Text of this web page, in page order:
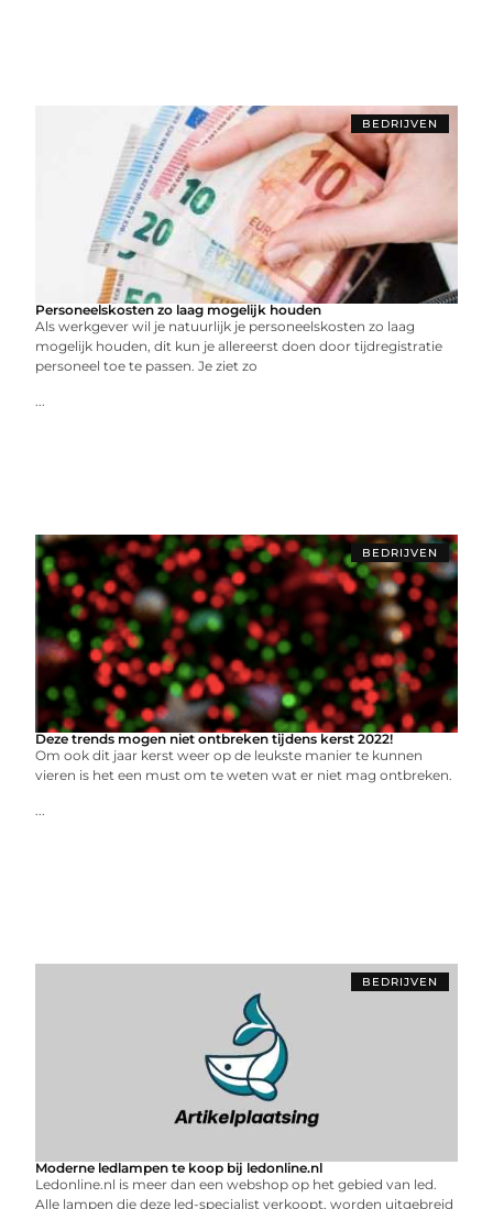
BEDRIJVEN
Personeelskosten zo laag mogelijk houden
Als werkgever wil je natuurlijk je personeelskosten zo laag
mogelijk houden, dit kun je allereerst doen door tijdregistratie
personeel toe te passen. Je ziet zo
...
BEDRIJVEN
Deze trends mogen niet ontbreken tijdens kerst 2022!
Om ook dit jaar kerst weer op de leukste manier te kunnen
vieren is het een must om te weten wat er niet mag ontbreken.
...
BEDRIJVEN
Moderne ledlampen te koop bij ledonline.nl
Ledonline.nl is meer dan een webshop op het gebied van led.
Alle lampen die deze led-specialist verkoopt, worden uitgebreid